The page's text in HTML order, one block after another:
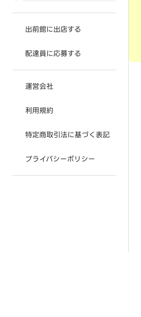
出前館に出店する
配達員に応募する
運営会社
利用規約
特定商取引法に基づく表記
プライバシーポリシー